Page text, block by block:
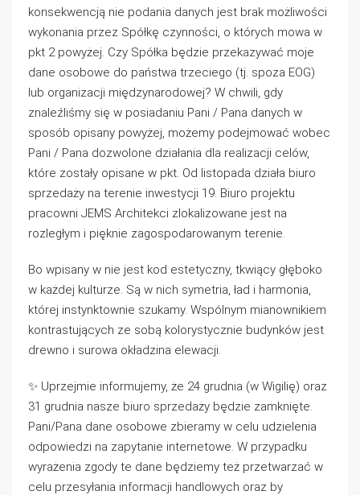
konsekwencją nie podania danych jest brak możliwości
wykonania przez Spółkę czynności, o których mowa w
pkt 2 powyżej. Czy Spółka będzie przekazywać moje
dane osobowe do państwa trzeciego (tj. spoza EOG)
lub organizacji międzynarodowej? W chwili, gdy
znaleźliśmy się w posiadaniu Pani / Pana danych w
sposób opisany powyżej, możemy podejmować wobec
Pani / Pana dozwolone działania dla realizacji celów,
które zostały opisane w pkt. Od listopada działa biuro
sprzedaży na terenie inwestycji 19. Biuro projektu
pracowni JEMS Architekci zlokalizowane jest na
rozległym i pięknie zagospodarowanym terenie.
Bo wpisany w nie jest kod estetyczny, tkwiący głęboko
w każdej kulturze. Są w nich symetria, ład i harmonia,
której instynktownie szukamy. Wspólnym mianownikiem
kontrastujących ze sobą kolorystycznie budynków jest
drewno i surowa okładzina elewacji.
✨ Uprzejmie informujemy, że 24 grudnia (w Wigilię) oraz
31 grudnia nasze biuro sprzedaży będzie zamknięte.
Pani/Pana dane osobowe zbieramy w celu udzielenia
odpowiedzi na zapytanie internetowe. W przypadku
wyrażenia zgody te dane będziemy też przetwarzać w
celu przesyłania informacji handlowych oraz by